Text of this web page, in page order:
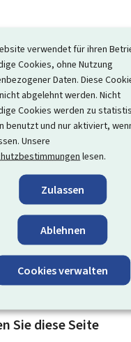
verwendet für ihren
Cookies, ohne Nutzung
Daten. Diese
abgelehnt werden. Nicht
Cookies werden zu
benutzt und nur aktiviert,
Unsere
lesen.
Zulassen
Ablehnen
Cookies verwalten
einen Kommentar und
Bitte geben Sie
Daten an, wie zum
Namen oder Ihre
senden
Sie diese Seite